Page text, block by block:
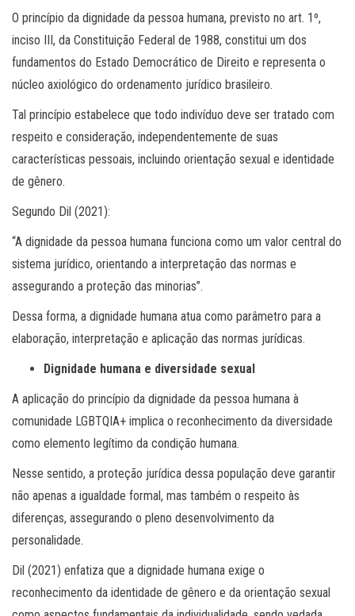
O princípio da dignidade da pessoa humana, previsto no art. 1º,
inciso III, da Constituição Federal de 1988, constitui um dos
fundamentos do Estado Democrático de Direito e representa o
núcleo axiológico do ordenamento jurídico brasileiro.
Tal princípio estabelece que todo indivíduo deve ser tratado com
respeito e consideração, independentemente de suas
características pessoais, incluindo orientação sexual e identidade
de gênero.
Segundo Dil (2021):
“A dignidade da pessoa humana funciona como um valor central do
sistema jurídico, orientando a interpretação das normas e
assegurando a proteção das minorias”.
Dessa forma, a dignidade humana atua como parâmetro para a
elaboração, interpretação e aplicação das normas jurídicas.
Dignidade humana e diversidade sexual
A aplicação do princípio da dignidade da pessoa humana à
comunidade LGBTQIA+ implica o reconhecimento da diversidade
como elemento legítimo da condição humana.
Nesse sentido, a proteção jurídica dessa população deve garantir
não apenas a igualdade formal, mas também o respeito às
diferenças, assegurando o pleno desenvolvimento da
personalidade.
Dil (2021) enfatiza que a dignidade humana exige o
reconhecimento da identidade de gênero e da orientação sexual